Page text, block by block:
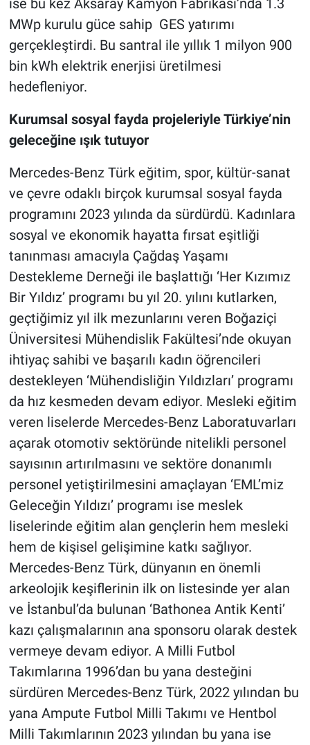
MWp kurulu güce sahip GES yatırımı
gerçekleştirdi. Bu santral ile yıllık 1 milyon 900
bin kWh elektrik enerjisi üretilmesi
hedefleniyor.
Kurumsal sosyal fayda projeleriyle Türkiye’nin
geleceğine ışık tutuyor
Mercedes-Benz Türk eğitim, spor, kültür-sanat
ve çevre odaklı birçok kurumsal sosyal fayda
programını 2023 yılında da sürdürdü. Kadınlara
sosyal ve ekonomik hayatta fırsat eşitliği
tanınması amacıyla Çağdaş Yaşamı
Destekleme Derneği ile başlattığı ‘Her Kızımız
Bir Yıldız’ programı bu yıl 20. yılını kutlarken,
geçtiğimiz yıl ilk mezunlarını veren Boğaziçi
Üniversitesi Mühendislik Fakültesi’nde okuyan
ihtiyaç sahibi ve başarılı kadın öğrencileri
destekleyen ‘Mühendisliğin Yıldızları’ programı
da hız kesmeden devam ediyor. Mesleki eğitim
veren liselerde Mercedes-Benz Laboratuvarları
açarak otomotiv sektöründe nitelikli personel
sayısının artırılmasını ve sektöre donanımlı
personel yetiştirilmesini amaçlayan ‘EML’miz
Geleceğin Yıldızı’ programı ise meslek
liselerinde eğitim alan gençlerin hem mesleki
hem de kişisel gelişimine katkı sağlıyor.
Mercedes-Benz Türk, dünyanın en önemli
arkeolojik keşiflerinin ilk on listesinde yer alan
ve İstanbul’da bulunan ‘Bathonea Antik Kenti’
kazı çalışmalarının ana sponsoru olarak destek
vermeye devam ediyor. A Milli Futbol
Takımlarına 1996’dan bu yana desteğini
sürdüren Mercedes-Benz Türk, 2022 yılından bu
yana Ampute Futbol Milli Takımı ve Hentbol
Milli Takımlarının 2023 yılından bu yana ise